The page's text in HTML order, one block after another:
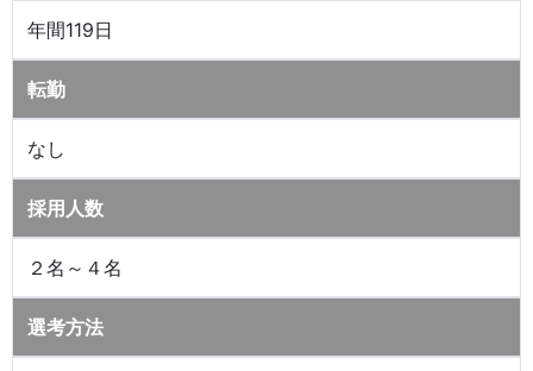
年間119日
転勤
なし
採用人数
２名～４名
選考方法